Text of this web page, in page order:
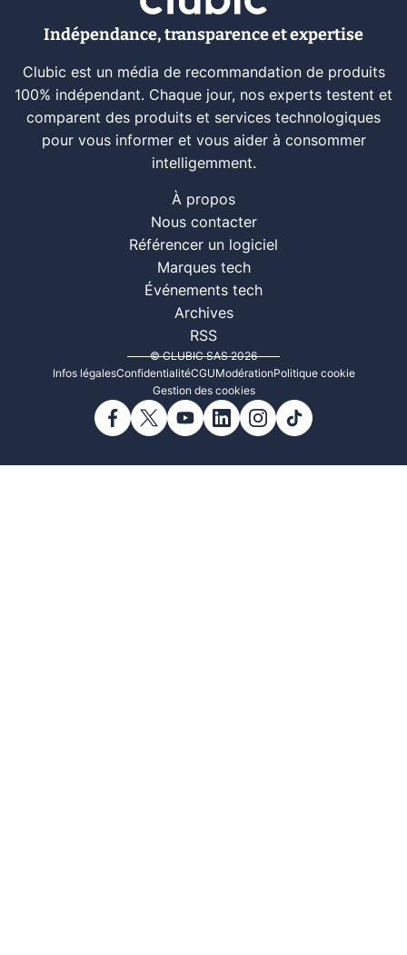
Indépendance, transparence et expertise
Clubic est un média de recommandation de produits
100% indépendant. Chaque jour, nos experts testent et
comparent des produits et services technologiques
pour vous informer et vous aider à consommer
intelligemment.
À propos
Nous contacter
Référencer un logiciel
Marques tech
Événements tech
Archives
RSS
© CLUBIC SAS 2026
Infos légalesConfidentialitéCGUModérationPolitique cookie
Gestion des cookies